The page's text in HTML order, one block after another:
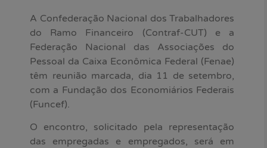
A Confederação Nacional dos Trabalhadores
do Ramo Financeiro (Contraf-CUT) e a
Federação Nacional das Associações do
Pessoal da Caixa Econômica Federal (Fenae)
têm reunião marcada, dia 11 de setembro,
com a Fundação dos Economiários Federais
(Funcef).
O encontro, solicitado pela representação
das empregadas e empregados, será em